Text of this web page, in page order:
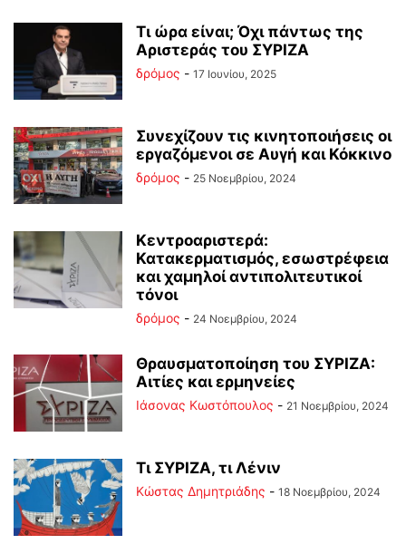
Τι ώρα είναι; Όχι πάντως της
Αριστεράς του ΣΥΡΙΖΑ
δρόμος - 17 Ιουνίου, 2025
Συνεχίζουν τις κινητοποιήσεις οι
εργαζόμενοι σε Αυγή και Κόκκινο
δρόμος - 25 Νοεμβρίου, 2024
Κεντροαριστερά:
Κατακερματισμός, εσωστρέφεια
και χαμηλοί αντιπολιτευτικοί
τόνοι
δρόμος - 24 Νοεμβρίου, 2024
Θραυσματοποίηση του ΣΥΡΙΖΑ:
Αιτίες και ερμηνείες
Ιάσονας Κωστόπουλος - 21 Νοεμβρίου, 2024
Τι ΣΥΡΙΖΑ, τι Λένιν
Kώστας Δημητριάδης - 18 Νοεμβρίου, 2024